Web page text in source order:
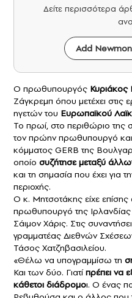
Δείτε περισσότερα
Add
Ο πρωθυπουργός
Ζάγκρεμπ όπου μετέχει στις
ηγετών του Ευρωπαϊκού
Το πρωί, στο περιθώριο της
τον πρώην πρωθυπουργό
κόμματος GERB της
οποίο συζήτησε μεταξύ
και τη σημασία που έχει για
περιοχής.
Ο κ. Μητσοτάκης είχε
πρωθυπουργό της
Σάιμον Χάρις. Στις
γραμματέας Διεθνών
Τάσος Χατζηβασιλείου.
«Θέλω να υπογραμμίσω τη
Και των δύο. Γιατίπρέπει να
κάθετοι διάδρομοι. Ο ένας